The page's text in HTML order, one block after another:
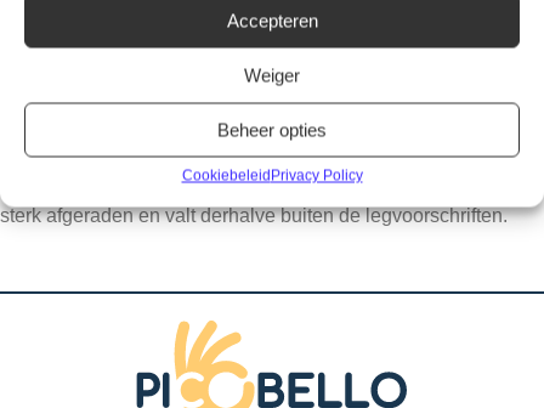
Accepteren
Weiger
Beheer opties
CookiebeleidPrivacy Policy
Bij niet vlakke ondergronden dient men eerst te egaliseren of
een ondervloer toe te passen met een CS-waarde >400kPa.
Toepassing op andere en/of indrukbare ondervloeren wordt
sterk afgeraden en valt derhalve buiten de legvoorschriften.